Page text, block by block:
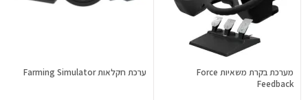
מערכת בקרת משאיות Force
Feedback
ערכת חקלאות Farming Simulator